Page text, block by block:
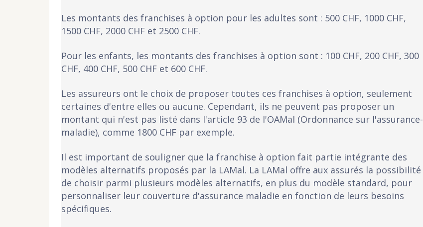
Les montants des franchises à option pour les adultes sont : 500 CHF, 1000 CHF,
1500 CHF, 2000 CHF et 2500 CHF.
Pour les enfants, les montants des franchises à option sont : 100 CHF, 200 CHF, 300
CHF, 400 CHF, 500 CHF et 600 CHF.
Les assureurs ont le choix de proposer toutes ces franchises à option, seulement
certaines d'entre elles ou aucune. Cependant, ils ne peuvent pas proposer un
montant qui n'est pas listé dans l'article 93 de l'OAMal (Ordonnance sur l'assurance-
maladie), comme 1800 CHF par exemple.
Il est important de souligner que la franchise à option fait partie intégrante des
modèles alternatifs proposés par la LAMal. La LAMal offre aux assurés la possibilité
de choisir parmi plusieurs modèles alternatifs, en plus du modèle standard, pour
personnaliser leur couverture d'assurance maladie en fonction de leurs besoins
spécifiques.